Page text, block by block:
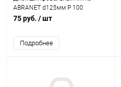
ABRANET d125мм P 100
75 руб. / шт
Подробнее